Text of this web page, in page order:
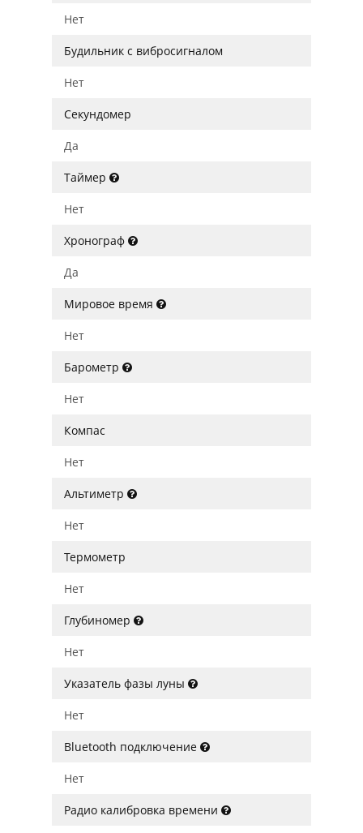
Нет
Будильник с вибросигналом
Нет
Секундомер
Да
Таймер
Нет
Хронограф
Да
Мировое время
Нет
Барометр
Нет
Компас
Нет
Альтиметр
Нет
Термометр
Нет
Глубиномер
Нет
Указатель фазы луны
Нет
Bluetooth подключение
Нет
Радио калибровка времени